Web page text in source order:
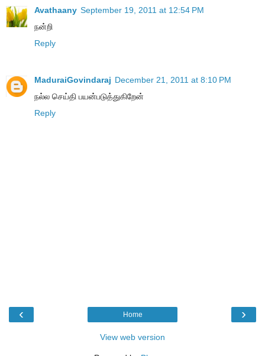
Avathaany September 19, 2011 at 12:54 PM
நன்றி
Reply
MaduraiGovindaraj December 21, 2011 at 8:10 PM
நல்ல செய்தி பயன்படுத்துகிறேன்
Reply
‹ ›
Home
View web version